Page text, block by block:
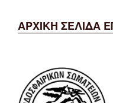
ΑΡΧΙΚΗ ΣΕΛΙΔΑ